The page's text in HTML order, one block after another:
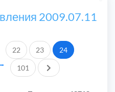
2009.07.11
22 23 24
101 След.